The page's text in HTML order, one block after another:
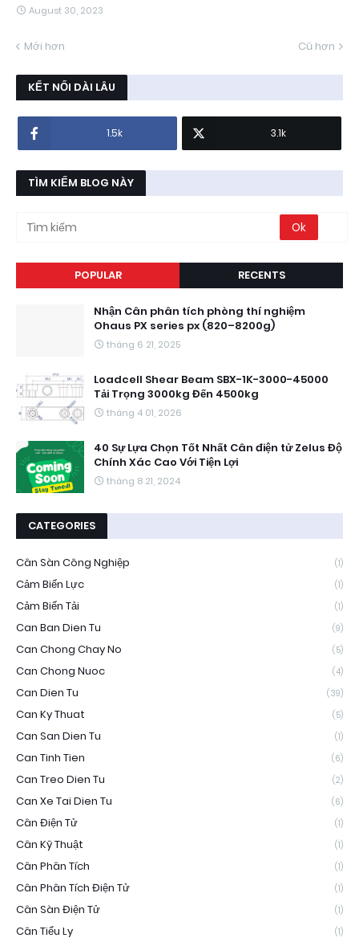
August 30, 2023
Mới hơn Cũ hơn
KẾT NỐI DÀI LÂU
1.5k 3.1k
TÌM KIẾM BLOG NÀY
POPULAR RECENTS
Nhận Cân phân tích phòng thí nghiệm
Ohaus PX series px (820–8200g)
tháng 6 21, 2025
Loadcell Shear Beam SBX-1K-3000-45000
Tải Trọng 3000kg Đến 4500kg
tháng 4 01, 2026
40 Sự Lựa Chọn Tốt Nhất Cân điện tử Zelus Độ
Chính Xác Cao Với Tiện Lợi
tháng 8 21, 2024
CATEGORIES
Cân Sàn Công Nghiệp (1)
Cảm Biến Lực (1)
Cảm Biến Tải (1)
Can Ban Dien Tu (9)
Can Chong Chay No (5)
Can Chong Nuoc (4)
Can Dien Tu (39)
Can Ky Thuat (5)
Can San Dien Tu (1)
Can Tinh Tien (6)
Can Treo Dien Tu (2)
Can Xe Tai Dien Tu (6)
Cân Điện Tử (1)
Cân Kỹ Thuật (1)
Cân Phân Tích (1)
Cân Phân Tích Điện Tử (1)
Cân Sàn Điện Tử (1)
Cân Tiểu Ly (1)